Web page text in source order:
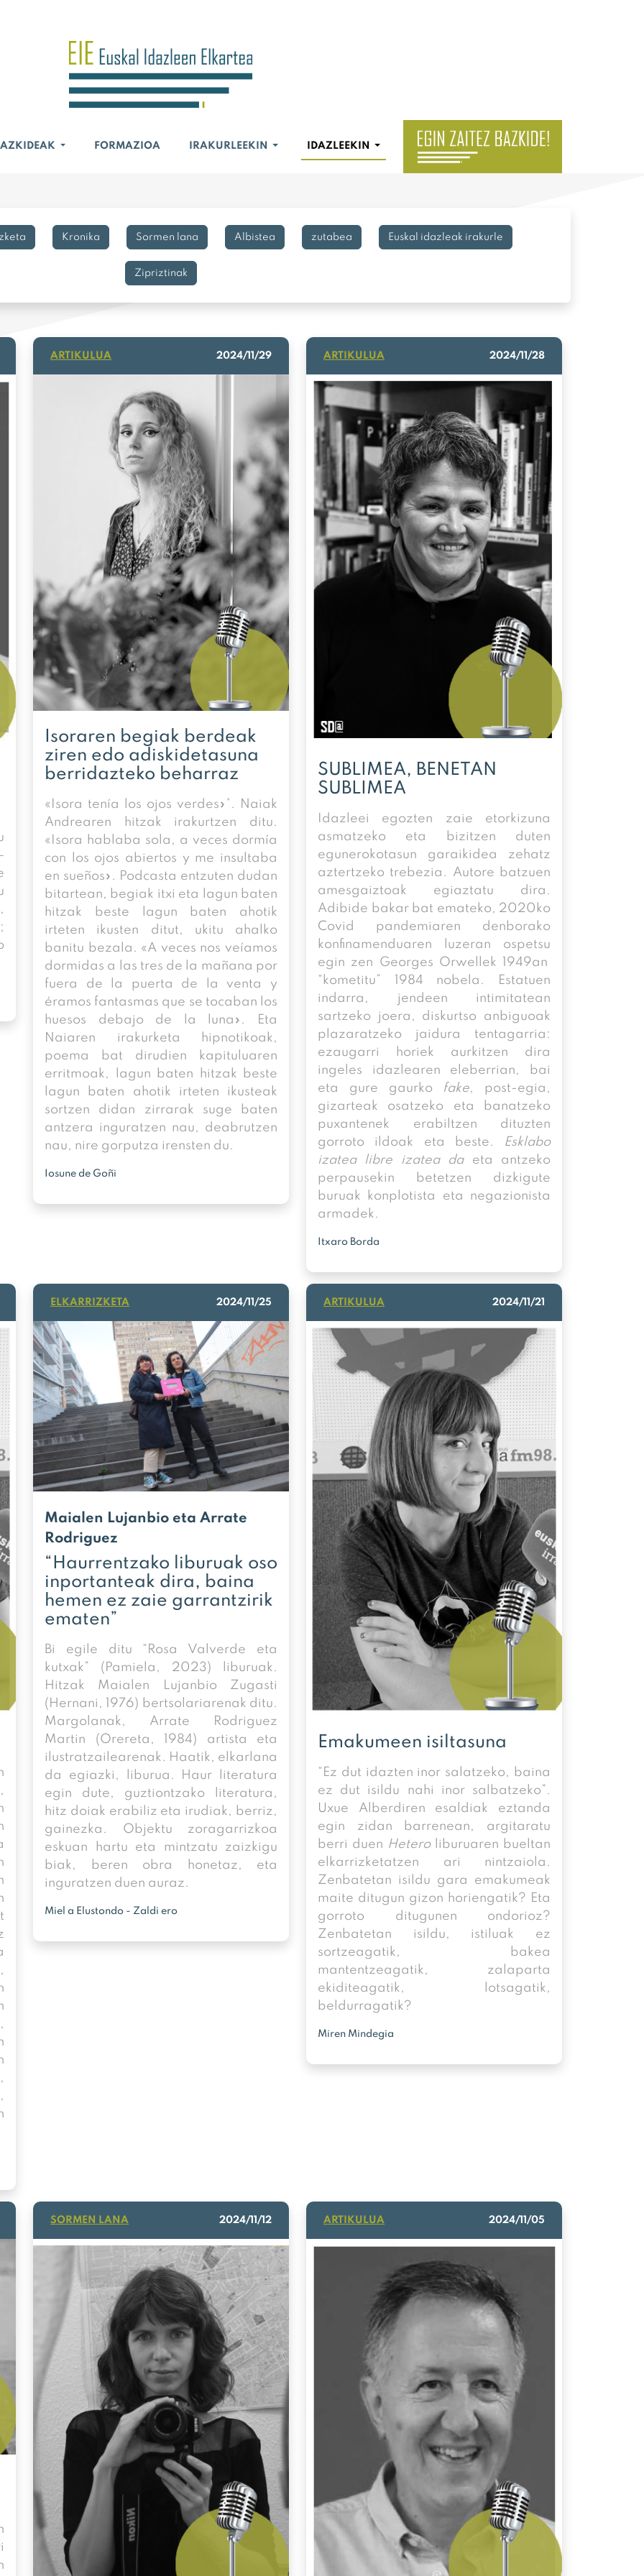
FORMAZIOA IRAKURLEEKIN IDAZLEEKIN
Kronika Sormen lana Albistea zutabea Euskal idazleak irakurle
Zipriztinak
ARTIKULUA 2024/11/29
Isoraren begiak berdeak
ziren edo adiskidetasuna
berridazteko beharraz
«Isora tenía los ojos verdes»*. Naiak
Andrearen hitzak irakurtzen ditu.
«Isora hablaba sola, a veces dormía
con los ojos abiertos y me insultaba
en sueños». Podcasta entzuten dudan
bitartean, begiak itxi eta lagun baten
hitzak beste lagun baten ahotik
irteten ikusten ditut, ukitu ahalko
banitu bezala. «A veces nos veíamos
dormidas a las tres de la mañana por
fuera de la puerta de la venta y
éramos fantasmas que se tocaban los
huesos debajo de la luna». Eta
Naiaren irakurketa hipnotikoak,
poema bat dirudien kapituluaren
erritmoak, lagun baten hitzak beste
lagun baten ahotik irteten ikusteak
sortzen didan zirrarak suge baten
antzera inguratzen nau, deabrutzen
nau, nire gorputza irensten du.
Iosune de Goñi
ARTIKULUA 2024/11/28
SUBLIMEA, BENETAN
SUBLIMEA
Idazleei egozten zaie etorkizuna
asmatzeko eta bizitzen duten
egunerokotasun garaikidea zehatz
aztertzeko trebezia. Autore batzuen
amesgaiztoak egiaztatu dira.
Adibide bakar bat emateko, 2020ko
Covid pandemiaren denborako
konfinamenduaren luzeran ospetsu
egin zen Georges Orwellek 1949an
“kometitu” 1984 nobela. Estatuen
indarra, jendeen intimitatean
sartzeko joera, diskurtso anbiguoak
plazaratzeko jaidura tentagarria:
ezaugarri horiek aurkitzen dira
ingeles idazlearen eleberrian, bai
eta gure gaurko fake, post-egia,
gizarteak osatzeko eta banatzeko
puxantenek erabiltzen dituzten
gorroto ildoak eta beste. Esklabo
izatea libre izatea daeta antzeko
perpausekin betetzen dizkigute
buruak konplotista eta negazionista
armadek.
Itxaro Borda
ELKARRIZKETA 2024/11/25
Maialen Lujanbio eta Arrate
Rodriguez
“Haurrentzako liburuak oso
inportanteak dira, baina
hemen ez zaie garrantzirik
ematen”
Bi egile ditu “Rosa Valverde eta
kutxak” (Pamiela, 2023) liburuak.
Hitzak Maialen Lujanbio Zugasti
(Hernani, 1976) bertsolariarenak ditu.
Margolanak, Arrate Rodriguez
Martin (Orereta, 1984) artista eta
ilustratzailearenak. Haatik, elkarlana
da egiazki, liburua. Haur literatura
egin dute, guztiontzako literatura,
hitz doiak erabiliz eta irudiak, berriz,
gainezka. Objektu zoragarrizkoa
eskuan hartu eta mintzatu zaizkigu
biak, beren obra honetaz, eta
inguratzen duen auraz.
Miel a Elustondo - Zaldi ero
ARTIKULUA 2024/11/21
Emakumeen isiltasuna
“Ez dut idazten inor salatzeko, baina
ez dut isildu nahi inor salbatzeko”.
Uxue Alberdiren esaldiak eztanda
egin zidan barrenean, argitaratu
berri duen Heteroliburuaren bueltan
elkarrizketatzen ari nintzaiola.
Zenbatetan isildu gara emakumeak
maite ditugun gizon horiengatik? Eta
gorroto ditugunen ondorioz?
Zenbatetan isildu, istiluak ez
sortzeagatik, bakea
mantentzeagatik, zalaparta
ekiditeagatik, lotsagatik,
beldurragatik?
Miren Mindegia
SORMEN LANA 2024/11/12 ARTIKULUA 2024/11/05